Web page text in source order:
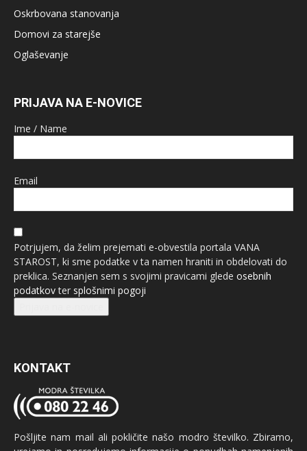
Oskrbovana stanovanja
Domovi za starejše
Oglaševanje
PRIJAVA NA E-NOVICE
Ime / Name
Email
Potrjujem, da želim prejemati e-obvestila portala VANA
STAROST, ki sme podatke v ta namen hraniti in obdelovati do
preklica. Seznanjen sem s svojimi pravicami glede osebnih
podatkovter splošnimi pogoji
KONTAKT
Pošljite nam mail ali pokličite našo modro številko. Zbiramo,